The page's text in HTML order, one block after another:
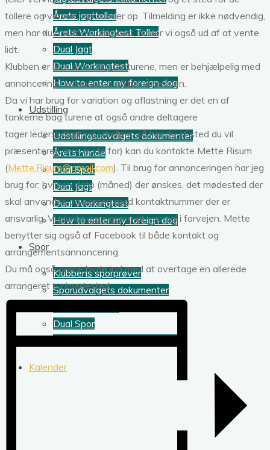
Årets jagttoller
Årets Workingtest Toller
Dual Jagt
Dual Workingtest
How to enter my foreign dog
Udstilling
Udstillingsudvalgets dokumenter
Årets hunde
Dual Spor
Dual Jagt
Dual Workingtest
How to enter my foreign dog
Spor
Klubbens sporprøver
Sporudvalgets dokumenter
Dual Spor
Kalender
tollere og venner, der møder op. Tilmelding er ikke nødvendig,
men har du meldt din ankomst, finder vi også ud af at vente
lidt.
Klubben er ikke ansvarlig for turene, men er behjælpelig med
annoncering i kalenderen på hjemmesiden.
Da vi har brug for variation og aflastning er det en af
tankerne bag turene at også andre deltagere
tager lederskabet ind i mellem, så har du et sted du vil
præsentere(være guide for) kan du kontakte Mette Risum
(Mette.Risum@gmail.com). Til brug for annonceringen har jeg
brug for: hvilken dato (måned) der ønskes, det mødested der
skal anvendes og person med kontaktnummer der er
ansvarlig. Vi planlægger gerne et kvartal i forvejen. Mette
benytter sig også af Facebook til både kontakt og
arrangementsannoncering.
Du må også gerne byde ind med at overtage en allerede
arrangeret tur/mødested.